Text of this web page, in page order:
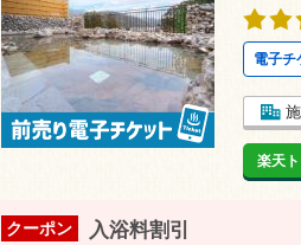
電子チ
楽天
クーポン 入浴料割引